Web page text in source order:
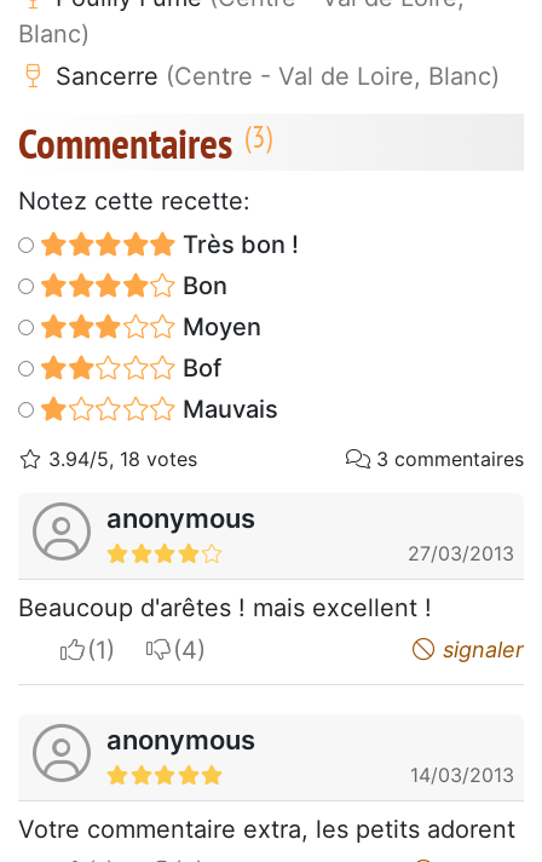
Blanc)
Sancerre (Centre - Val de Loire, Blanc)
Commentaires
Notez cette recette:
Très bon !
Bon
Moyen
Bof
Mauvais
3.94/5, 18 votes 3 commentaires
anonymous
27/03/2013
Beaucoup d'arêtes ! mais excellent !
I apreciateI do not appreciate signaler
anonymous
14/03/2013
Votre commentaire extra, les petits adorent